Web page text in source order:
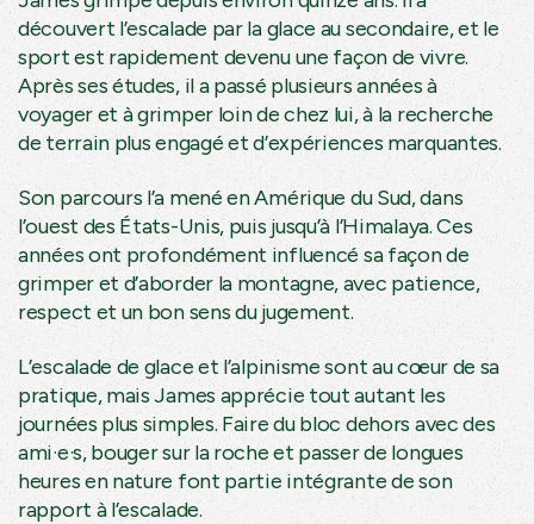
découvert l’escalade par la glace au secondaire, et le
sport est rapidement devenu une façon de vivre.
Après ses études, il a passé plusieurs années à
voyager et à grimper loin de chez lui, à la recherche
de terrain plus engagé et d’expériences marquantes.
Son parcours l’a mené en Amérique du Sud, dans
l’ouest des États-Unis, puis jusqu’à l’Himalaya. Ces
années ont profondément influencé sa façon de
grimper et d’aborder la montagne, avec patience,
respect et un bon sens du jugement.
L’escalade de glace et l’alpinisme sont au cœur de sa
pratique, mais James apprécie tout autant les
journées plus simples. Faire du bloc dehors avec des
ami·e·s, bouger sur la roche et passer de longues
heures en nature font partie intégrante de son
rapport à l’escalade.